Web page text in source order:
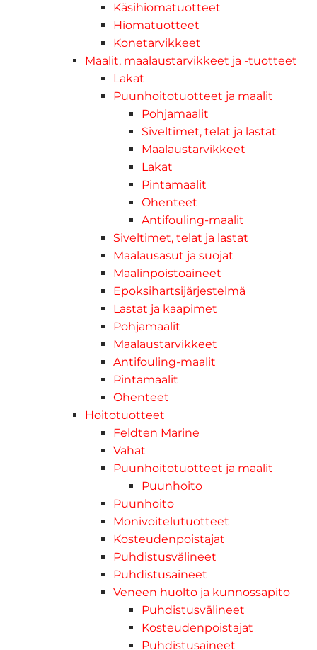
Käsihiomatuotteet
Hiomatuotteet
Konetarvikkeet
Maalit, maalaustarvikkeet ja -tuotteet
Lakat
Puunhoitotuotteet ja maalit
Pohjamaalit
Siveltimet, telat ja lastat
Maalaustarvikkeet
Lakat
Pintamaalit
Ohenteet
Antifouling-maalit
Siveltimet, telat ja lastat
Maalausasut ja suojat
Maalinpoistoaineet
Epoksihartsijärjestelmä
Lastat ja kaapimet
Pohjamaalit
Maalaustarvikkeet
Antifouling-maalit
Pintamaalit
Ohenteet
Hoitotuotteet
Feldten Marine
Vahat
Puunhoitotuotteet ja maalit
Puunhoito
Puunhoito
Monivoitelutuotteet
Kosteudenpoistajat
Puhdistusvälineet
Puhdistusaineet
Veneen huolto ja kunnossapito
Puhdistusvälineet
Kosteudenpoistajat
Puhdistusaineet